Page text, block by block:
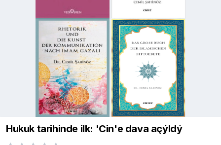
Hukuk tarihinde ilk: 'Cin'e dava açýldý